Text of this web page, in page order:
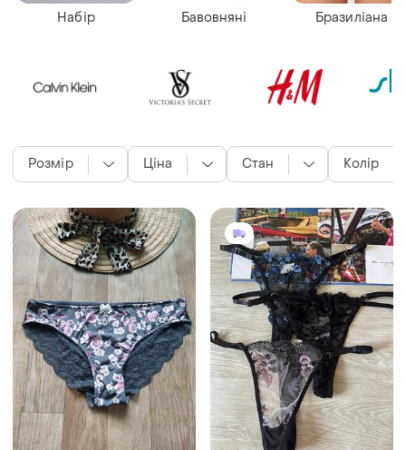
Набір Бавовняні Бразиліана
Розмір Ціна Стан Колір